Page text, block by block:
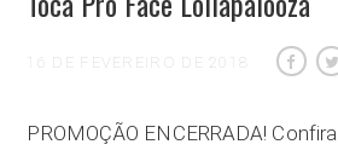
16 DE FEVEREIRO DE 2018
PROMOÇÃO ENCERRADA!